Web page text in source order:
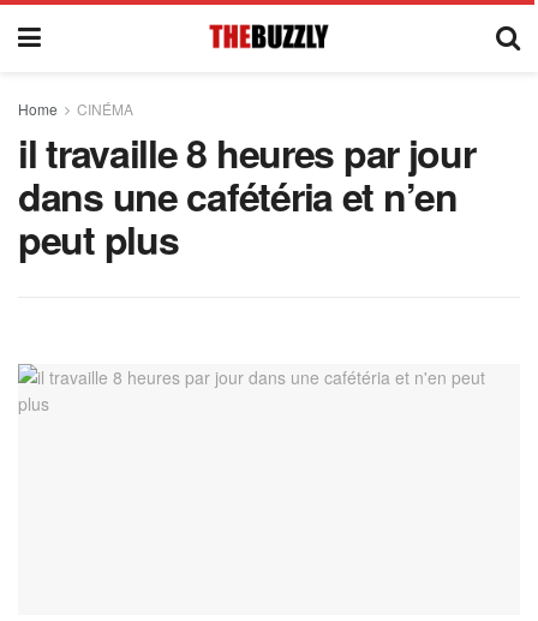
Home CINÉMA
il travaille 8 heures par jour
dans une cafétéria et n’en
peut plus